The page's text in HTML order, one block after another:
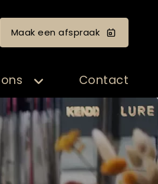
Maak een afspraak
Contact